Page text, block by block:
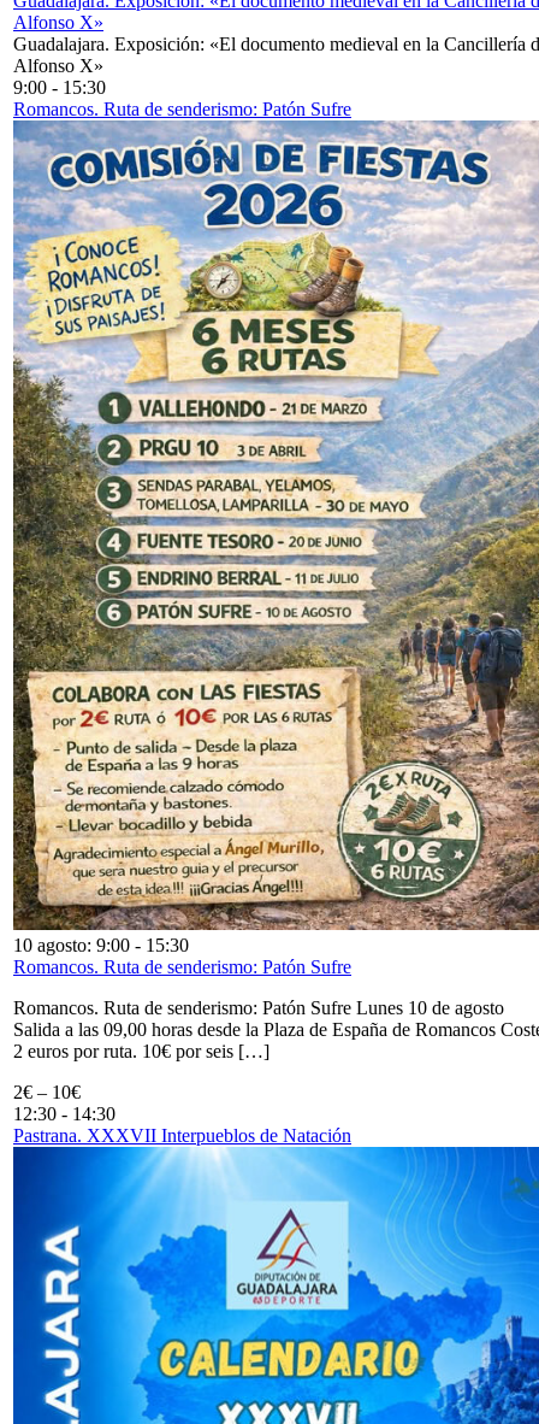
Alfonso X»
Guadalajara. Exposición: «El documento medieval en la Cancillería
Alfonso X»
9:00 - 15:30
Romancos. Ruta de senderismo: Patón Sufre
10 agosto: 9:00 - 15:30
Romancos. Ruta de senderismo: Patón Sufre
Romancos. Ruta de senderismo: Patón Sufre Lunes 10 de agosto
Salida a las 09,00 horas desde la Plaza de España de Romancos
2 euros por ruta. 10€ por seis […]
2€ – 10€
12:30 - 14:30
Pastrana. XXXVII Interpueblos de Natación